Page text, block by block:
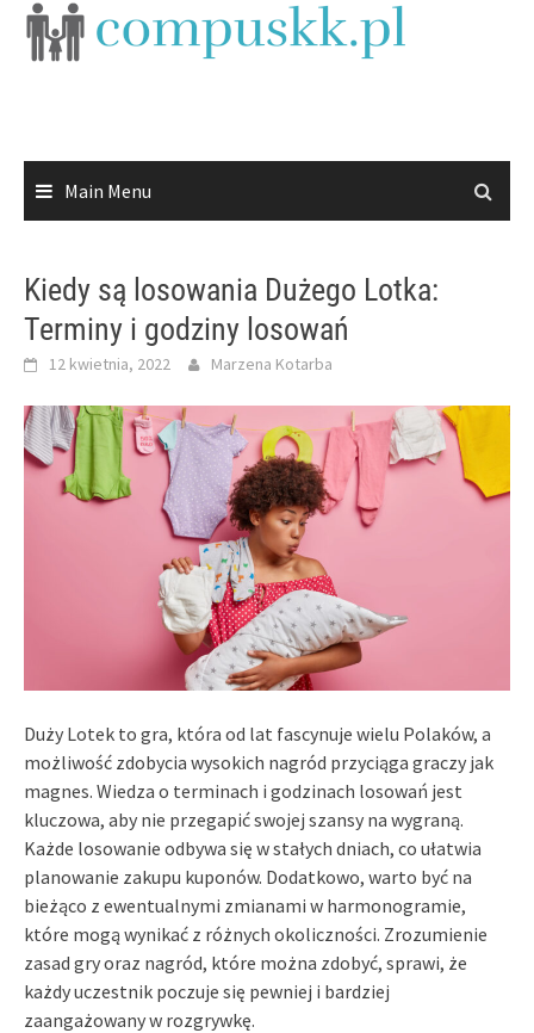
Skip
Main Menu
Kiedy są losowania Dużego Lotka:
Terminy i godziny losowań
12 kwietnia, 2022 Marzena Kotarba
Duży Lotek to gra, która od lat fascynuje wielu Polaków, a
możliwość zdobycia wysokich nagród przyciąga graczy jak
magnes. Wiedza o terminach i godzinach losowań jest
kluczowa, aby nie przegapić swojej szansy na wygraną.
Każde losowanie odbywa się w stałych dniach, co ułatwia
planowanie zakupu kuponów. Dodatkowo, warto być na
bieżąco z ewentualnymi zmianami w harmonogramie,
które mogą wynikać z różnych okoliczności. Zrozumienie
zasad gry oraz nagród, które można zdobyć, sprawi, że
każdy uczestnik poczuje się pewniej i bardziej
zaangażowany w rozgrywkę.